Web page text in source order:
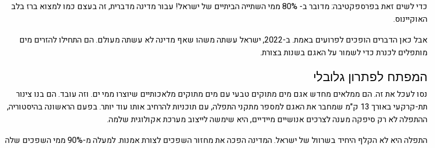
כדי לשים זאת בפרספקטיבה: מדובר ב- 80% ממי השתייה הביתיים של ישראל! עבור מדינה מדברית, זה בעצם כמו למצוא ברז בלב
האוקיינוס.
אבל כאן הדברים הופכים לפרועים באמת. ב-2022, ישראל עשתה משהו שאף מדינה לא עשתה מעולם. הם התחילו להזרים מים
מותפלים לכנרת כדי לשמור על האגם בשנות בצורת.
המפתח לפתרון גלובלי
נסו לעכל את זה. הם ממלאים מחדש אגם מים מתוקים טבעי עם מים מתוקים מלאכותיים שיוצרו ממי ים. וזה עובד. הם בנו צינור
תת-קרקעי באורך 13 ק"מ שמחבר את האגם למספר מתקני התפלה, עם תוכניות להרחיב אותו עוד יותר. בפעם הראשונה בהיסטוריה,
ההתפלה לא רק סיפקה מענה לצרכים אנושיים מיידיים, היא שימשה לייצוב מערכת אקולוגית שלמה.
התפלה היא לא הקלף היחיד בשרוול של ישראל. המדינה הפכה את מחזור השפכים לצורת אמנות. למעלה מ-90% ממי השפכים שלה